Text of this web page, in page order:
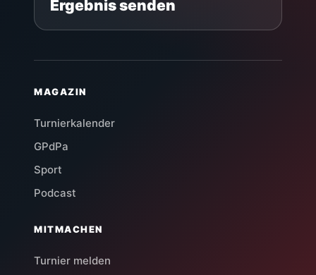
Ergebnis senden
MAGAZIN
Turnierkalender
GPdPa
Sport
Podcast
MITMACHEN
Turnier melden